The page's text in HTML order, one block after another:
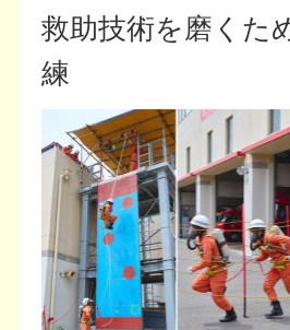
救助技術を磨くた
練